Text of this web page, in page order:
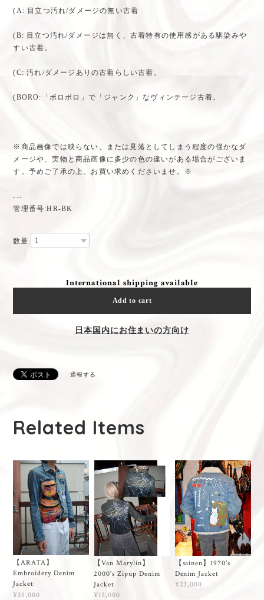
(A: 目立つ汚れ/ダメージの無い古着
(B: 目立つ汚れ/ダメージは無く、古着特有の使用感がある馴染みや
すい古着。
(C: 汚れ/ダメージありの古着らしい古着。
(BORO:「ボロボロ」で「ジャンク」なヴィンテージ古着。
※商品画像では映らない、または見落としてしまう程度の僅かなダ
メージや、実物と商品画像に多少の色の違いがある場合がございま
す。予めご了承の上、お買い求めくださいませ。※
---
管理番号:HR-BK
数量
International shipping available
Add to cart
日本国内にお住まいの方向け
通報する
Related Items
【ARATA】
Embroidery Denim
Jacket
¥35,000
【Van Marylin】
2000's Zipup Denim
Jacket
¥15,000
【sainen】1970's
Denim Jacket
¥22,000